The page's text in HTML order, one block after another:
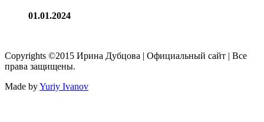
01.01.2024
Copyrights ©2015 Ирина Дубцова | Официальный сайт | Все
права защищены.
Made byYuriy Ivanov